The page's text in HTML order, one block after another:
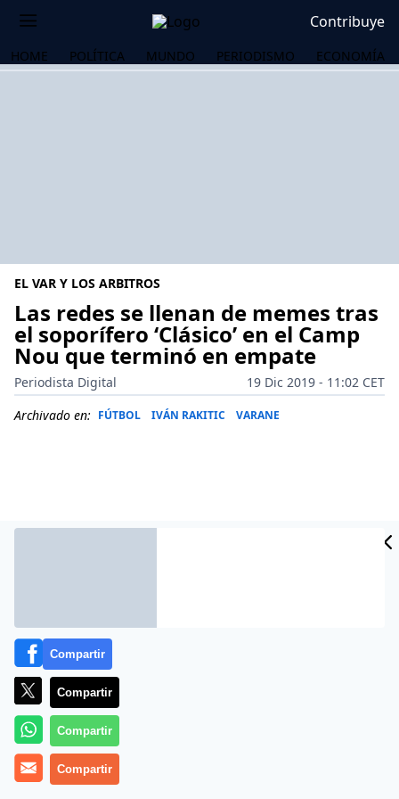
Contribuye
HOME POLÍTICA MUNDO PERIODISMO ECONOMÍA
EL VAR Y LOS ARBITROS
Las redes se llenan de memes tras
el soporífero ‘Clásico’ en el Camp
Nou que terminó en empate
Periodista Digital
19 Dic 2019 - 11:02 CET
Archivado en: FÚTBOL IVÁN RAKITIC VARANE
Más información
Compartir
Compartir
Compartir
Compartir